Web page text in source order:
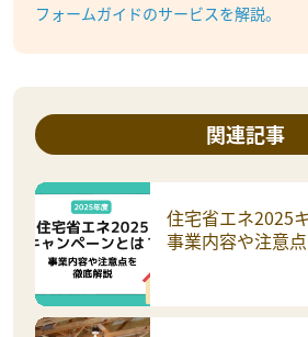
フォームガイドのサービスを解説。
関連記事
住宅省エネ2025
事業内容や注意